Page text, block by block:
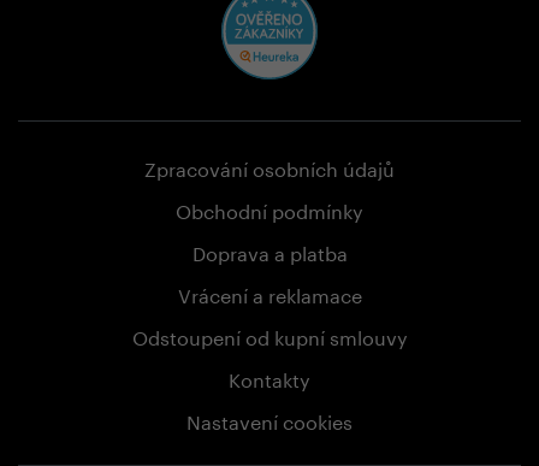
Zpracování osobních údajů
Obchodní podmínky
Doprava a platba
Vrácení a reklamace
Odstoupení od kupní smlouvy
Kontakty
Nastavení cookies